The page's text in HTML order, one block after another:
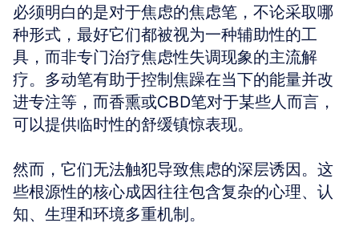
必须明白的是对于焦虑的焦虑笔，不论采取哪
种形式，最好它们都被视为一种辅助性的工
具，而非专门治疗焦虑性失调现象的主流解
疗。多动笔有助于控制焦躁在当下的能量并改
进专注等，而香熏或CBD笔对于某些人而言，
可以提供临时性的舒缓镇惊表现。
然而，它们无法触犯导致焦虑的深层诱因。这
些根源性的核心成因往往包含复杂的心理、认
知、生理和环境多重机制。